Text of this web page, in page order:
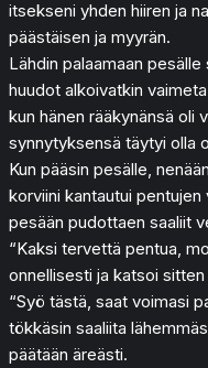
itsekseni yhden hiiren ja
päästäisen ja myyrän.
Lähdin palaamaan
huudot alkoivatkin
kun hänen rääkynänsä oli
synnytyksensä täytyi olla
Kun pääsin pesälle,
korviini kantautui
pesään pudottaen saaliit
“Kaksi tervettä pentua,
onnellisesti ja katsoi
“Syö tästä, saat voimasi
tökkäsin saaliita
päätään äreästi.